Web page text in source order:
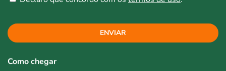
ENVIAR
Como chegar